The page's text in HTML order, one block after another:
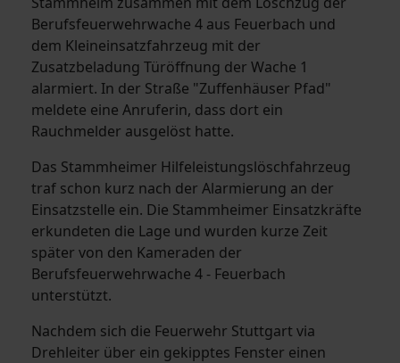
Berufsfeuerwehrwache 4 aus Feuerbach und
dem Kleineinsatzfahrzeug mit der
Zusatzbeladung Türöffnung der Wache 1
alarmiert. In der Straße "Zuffenhäuser Pfad"
meldete eine Anruferin, dass dort ein
Rauchmelder ausgelöst hatte.
Das Stammheimer Hilfeleistungslöschfahrzeug
traf schon kurz nach der Alarmierung an der
Einsatzstelle ein. Die Stammheimer Einsatzkräfte
erkundeten die Lage und wurden kurze Zeit
später von den Kameraden der
Berufsfeuerwehrwache 4 - Feuerbach
unterstützt.
Nachdem sich die Feuerwehr Stuttgart via
Drehleiter über ein gekipptes Fenster einen